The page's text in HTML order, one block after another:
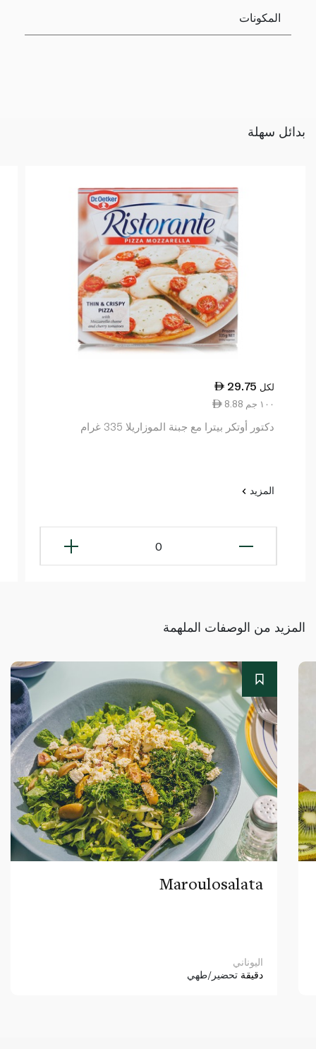
المكونات
بدائل سهلة
29.75 لكل
8.88 ١٠٠ جم
دكتور أوتكر بيترا مع جبنة الموزاريلا 335 غرام
المزيد
0
المزيد من الوصفات الملهمة
Maroulosalata
اليوناني
دقيقة تحضير/طهي